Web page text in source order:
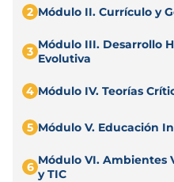
2 Módulo II. Currículo y
3 Módulo III. Desarrollo
Evolutiva
4 Módulo IV. Teorías
5 Módulo V. Educación
6 Módulo VI. Ambientes
y TIC